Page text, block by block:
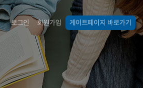
로그인 회원가입 게이트페이지 바로가기